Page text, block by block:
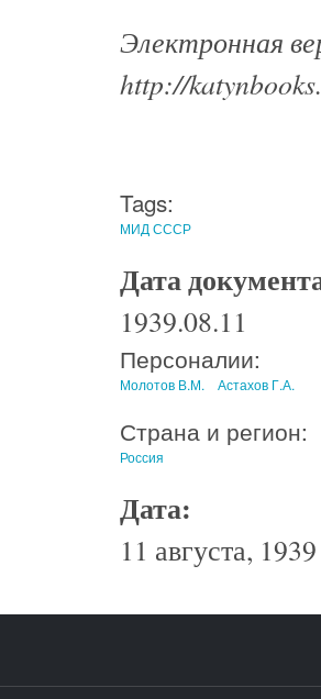
Электронная
http://
Tags:
МИД СССР
Дата
1939.08.11
Персоналии:
Молотов В.М. Астахов Г.А.
Страна и регион:
Россия
Дата:
11 августа,